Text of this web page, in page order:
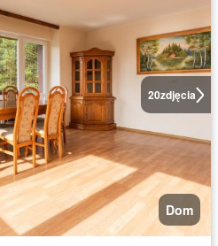
20zdjęcia
Dom